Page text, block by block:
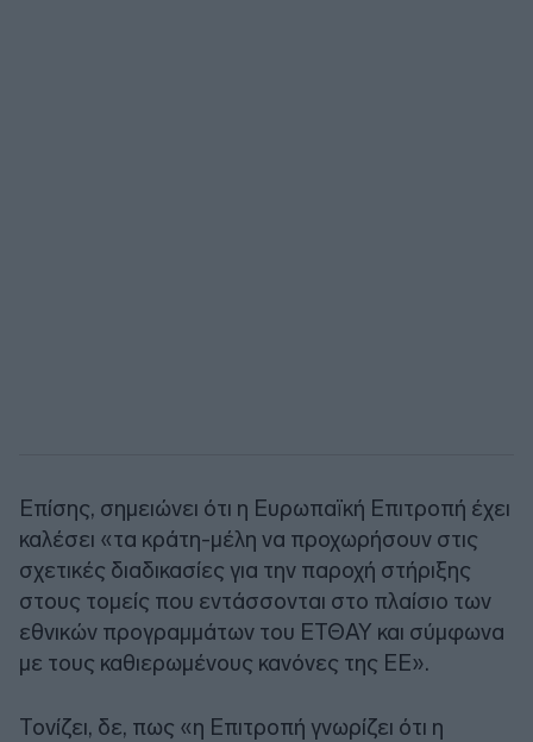
Επίσης, σημειώνει ότι η Ευρωπαϊκή Επιτροπή έχει
καλέσει «τα κράτη-μέλη να προχωρήσουν στις
σχετικές διαδικασίες για την παροχή στήριξης
στους τομείς που εντάσσονται στο πλαίσιο των
εθνικών προγραμμάτων του ΕΤΘΑΥ και σύμφωνα
με τους καθιερωμένους κανόνες της ΕΕ».
Τονίζει, δε, πως «η Επιτροπή γνωρίζει ότι η